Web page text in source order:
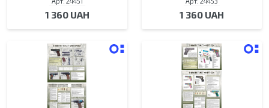
1 360 UAH 1 360 UAH